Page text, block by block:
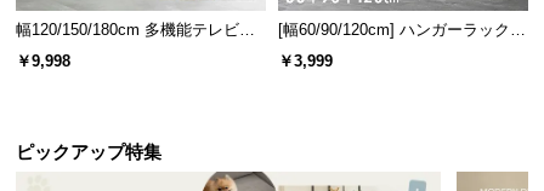
幅120/150/180cm 多機能テレビボ
ード 木目/石目調 オープン収納・
￥9,998
[幅60/90/120cm] ハンガーラック
スチール 4段階高さ調節 サイドフ
￥3,999
ピックアップ特集